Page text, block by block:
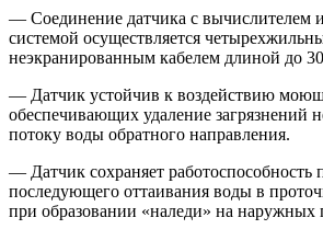
— Соединение датчика с вычислителем
системой осуществляется
неэкранированным кабелем длиной до
— Датчик устойчив к воздействию
обеспечивающих удаление загрязнений
потоку воды обратного направления.
— Датчик сохраняет работоспособность
последующего оттаивания воды в
при образовании «наледи» на наружных